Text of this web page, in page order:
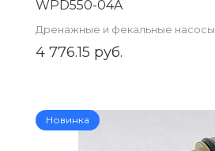
WPD550-04A
Дренажные и фекальные насосы
4 776.15 руб.
Новинка